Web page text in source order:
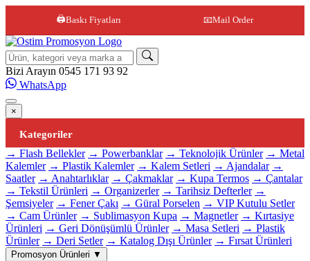
🖨️Baskı Fiyatları 📧Mail Order
Site içi arama
Bizi Arayın 0545 171 93 92
WhatsApp
×
Kategoriler
→ Flash Bellekler → Powerbanklar → Teknolojik Ürünler → Metal
Kalemler → Plastik Kalemler → Kalem Setleri → Ajandalar →
Saatler → Anahtarlıklar → Çakmaklar → Kupa Termos → Çantalar
→ Tekstil Ürünleri → Organizerler → Tarihsiz Defterler →
Şemsiyeler → Fener Çakı → Güral Porselen → VIP Kutulu Setler
→ Cam Ürünler → Sublimasyon Kupa → Magnetler → Kırtasiye
Ürünleri → Geri Dönüşümlü Ürünler → Masa Setleri → Plastik
Ürünler → Deri Setler → Katalog Dışı Ürünler → Fırsat Ürünleri
Promosyon Ürünleri ▼